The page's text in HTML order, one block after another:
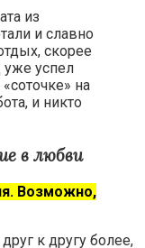
из
и славно
скорее
уже успел
на
и никто
в любви
Возможно,
к другу более,